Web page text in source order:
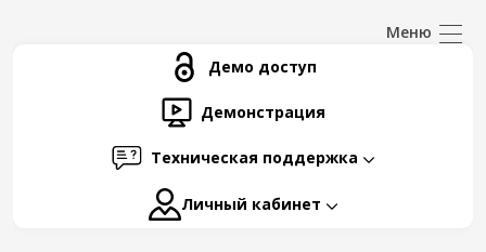
Демо доступ
Демонстрация
Техническая поддержка
Личный кабинет